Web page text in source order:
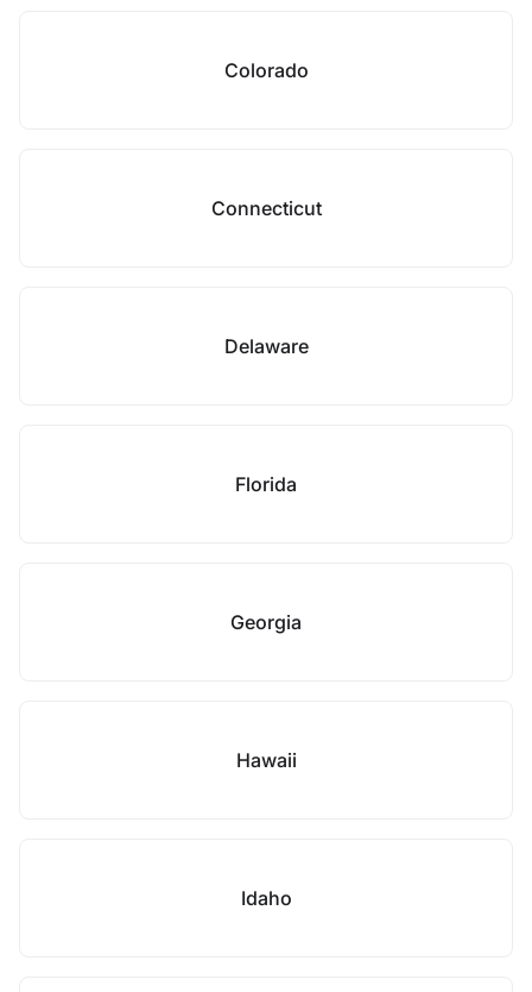
Colorado
Connecticut
Delaware
Florida
Georgia
Hawaii
Idaho